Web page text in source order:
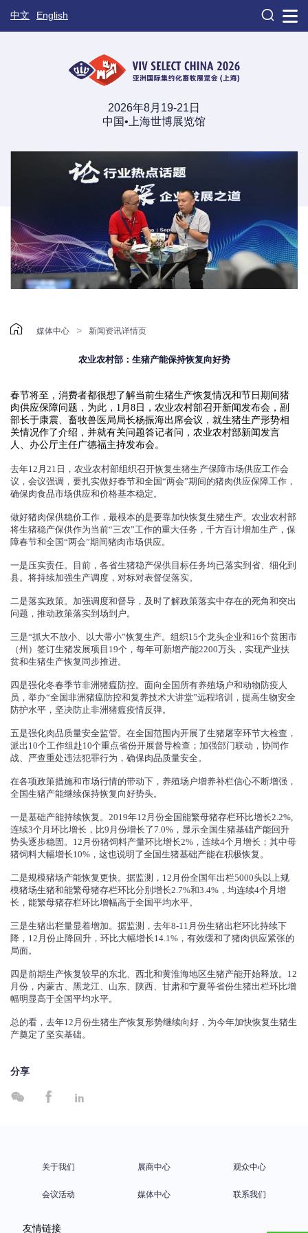
中文 English 
2026年8月19-21日
中国•上海世博展览馆
 媒体中心 > 新闻资讯详情页
农业农村部：生猪产能保持恢复向好势
春节将至，消费者都很想了解当前生猪生产恢复情况和节日期间猪
肉供应保障问题，为此，1月8日，农业农村部召开新闻发布会，副
部长于康震、畜牧兽医局局长杨振海出席会议，就生猪生产形势相
关情况作了介绍，并就有关问题答记者问，农业农村部新闻发言
人、办公厅主任广德福主持发布会。
去年12月21日，农业农村部组织召开恢复生猪生产保障市场供应工作会
议，会议强调，要扎实做好春节和全国“两会”期间的猪肉供应保障工作，
确保肉食品市场供应和价格基本稳定。
做好猪肉保供稳价工作，最根本的是要靠加快恢复生猪生产。农业农村部
将生猪稳产保供作为当前“三农”工作的重大任务，千方百计增加生产，保
障春节和全国“两会”期间猪肉市场供应。
一是压实责任。目前，各省生猪稳产保供目标任务均已落实到省、细化到
县。将持续加强生产调度，对标对表督促落实。
二是落实政策。加强调度和督导，及时了解政策落实中存在的死角和突出
问题，推动政策落实到场到户。
三是“抓大不放小、以大带小”恢复生产。组织15个龙头企业和16个贫困市
（州）签订生猪发展项目19个，每年可新增产能2200万头，实现产业扶
贫和生猪生产恢复同步推进。
四是强化冬春季节非洲猪瘟防控。面向全国所有养殖场户和动物防疫人
员，举办“全国非洲猪瘟防控和复养技术大讲堂”远程培训，提高生物安全
防护水平，坚决防止非洲猪瘟疫情反弹。
五是强化肉品质量安全监管。在全国范围内开展了生猪屠宰环节大检查，
派出10个工作组赴10个重点省份开展督导检查；加强部门联动，协同作
战、严查重处违法犯罪行为，确保肉品质量安全。
在各项政策措施和市场行情的带动下，养殖场户增养补栏信心不断增强，
全国生猪产能继续保持恢复向好势头。
一是基础产能持续恢复。2019年12月份全国能繁母猪存栏环比增长2.2%,
连续3个月环比增长，比9月份增长了7.0%，显示全国生猪基础产能回升
势头逐步稳固。12月份猪饲料产量环比增长2%，连续4个月增长；其中母
猪饲料大幅增长10%，这也说明了全国生猪基础产能在积极恢复。
二是规模猪场产能恢复更快。据监测，12月份全国年出栏5000头以上规
模猪场生猪和能繁母猪存栏环比分别增长2.7%和3.4%，均连续4个月增
长，能繁母猪存栏环比增幅高于全国平均水平。
三是生猪出栏量显着增加。据监测，去年8-11月份生猪出栏环比持续下
降，12月份止降回升，环比大幅增长14.1%，有效缓和了猪肉供应紧张的
局面。
四是前期生产恢复较早的东北、西北和黄淮海地区生猪产能开始释放。12
月份，内蒙古、黑龙江、山东、陕西、甘肃和宁夏等省份生猪出栏环比增
幅明显高于全国平均水平。
总的看，去年12月份生猪生产恢复形势继续向好，为今年加快恢复生猪生
产奠定了坚实基础。
分享
  
关于我们 展商中心 观众中心
会议活动 媒体中心 联系我们
友情链接